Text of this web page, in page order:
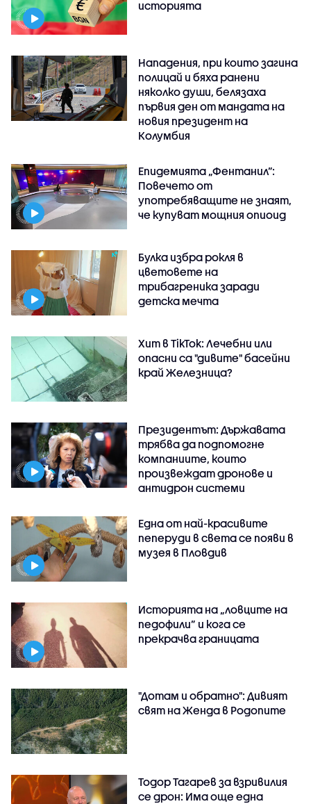
историята
Нападения, при които загина
полицай и бяха ранени
няколко души, белязаха
първия ден от мандата на
новия президент на
Колумбия
Епидемията „Фентанил”:
Повечето от
употребяващите не знаят,
че купуват мощния опиоид
Булка избра рокля в
цветовете на
трибагреника заради
детска мечта
Хит в TikTok: Лечебни или
опасни са "дивите" басейни
край Железница?
Президентът: Държавата
трябва да подпомогне
компаниите, които
произвеждат дронове и
антидрон системи
Една от най-красивите
пеперуди в света се появи в
музея в Пловдив
Историята на „ловците на
педофили” и кога се
прекрачва границата
"Дотам и обратно": Дивият
свят на Женда в Родопите
Тодор Тагарев за взривилия
се дрон: Има още една